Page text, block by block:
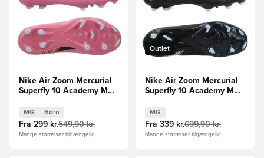
Nike Air Zoom Mercurial
Superfly 10 Academy MG
Pink/Sort/Orange Børn
MG Børn
Fra 299 kr.549,90 kr.
Mange størrelser tilgængelig
Outlet
Nike Air Zoom Mercurial
Superfly 10 Academy MG
MG
Fra 339 kr.699,90 kr.
Mange størrelser tilgængelig